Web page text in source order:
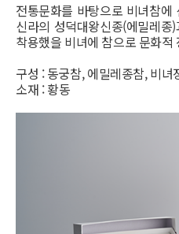
전통문화를 바탕으로 비녀참
신라의 성덕대왕신종(에밀레
착용했을 비녀에 참으로 문화적
구성 : 동궁참, 에밀레종참, 비
소재 : 황동